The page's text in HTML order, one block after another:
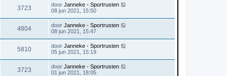
3723 door Janneke - Sportrusten
08 jun 2021, 15:50
4804 door Janneke - Sportrusten
08 jun 2021, 15:47
5810 door Janneke - Sportrusten
05 jun 2021, 15:19
3723 door Janneke - Sportrusten
01 jun 2021, 18:05